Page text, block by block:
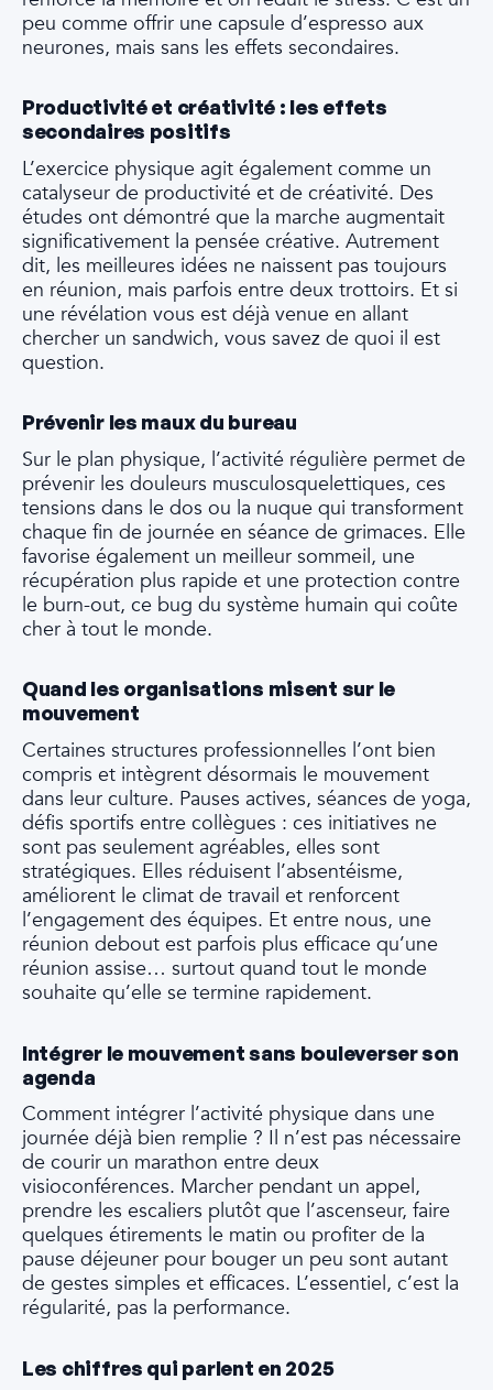
peu comme offrir une capsule d’espresso aux
neurones, mais sans les effets secondaires.
Productivité et créativité : les effets
secondaires positifs
L’exercice physique agit également comme un
catalyseur de productivité et de créativité. Des
études ont démontré que la marche augmentait
significativement la pensée créative. Autrement
dit, les meilleures idées ne naissent pas toujours
en réunion, mais parfois entre deux trottoirs. Et si
une révélation vous est déjà venue en allant
chercher un sandwich, vous savez de quoi il est
question.
Prévenir les maux du bureau
Sur le plan physique, l’activité régulière permet de
prévenir les douleurs musculosquelettiques, ces
tensions dans le dos ou la nuque qui transforment
chaque fin de journée en séance de grimaces. Elle
favorise également un meilleur sommeil, une
récupération plus rapide et une protection contre
le burn-out, ce bug du système humain qui coûte
cher à tout le monde.
Quand les organisations misent sur le
mouvement
Certaines structures professionnelles l’ont bien
compris et intègrent désormais le mouvement
dans leur culture. Pauses actives, séances de yoga,
défis sportifs entre collègues : ces initiatives ne
sont pas seulement agréables, elles sont
stratégiques. Elles réduisent l’absentéisme,
améliorent le climat de travail et renforcent
l’engagement des équipes. Et entre nous, une
réunion debout est parfois plus efficace qu’une
réunion assise… surtout quand tout le monde
souhaite qu’elle se termine rapidement.
Intégrer le mouvement sans bouleverser son
agenda
Comment intégrer l’activité physique dans une
journée déjà bien remplie ? Il n’est pas nécessaire
de courir un marathon entre deux
visioconférences. Marcher pendant un appel,
prendre les escaliers plutôt que l’ascenseur, faire
quelques étirements le matin ou profiter de la
pause déjeuner pour bouger un peu sont autant
de gestes simples et efficaces. L’essentiel, c’est la
régularité, pas la performance.
Les chiffres qui parlent en 2025